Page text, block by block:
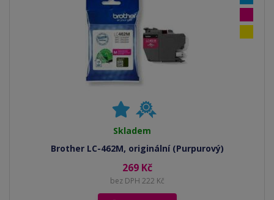
Skladem
Brother LC-462M, originální (Purpurový)
269 Kč
bez DPH 222 Kč